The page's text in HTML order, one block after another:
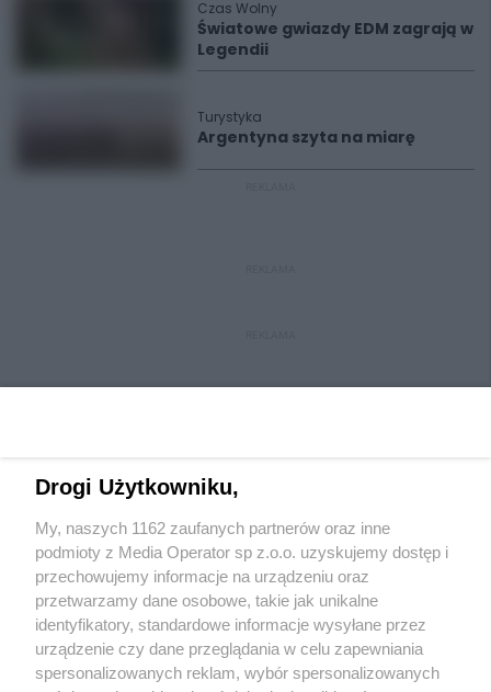
Czas Wolny
Światowe gwiazdy EDM zagrają w
Legendii
Turystyka
Argentyna szyta na miarę
Wydawca mediówlokalnych
Drogi Użytkowniku,
My, naszych 1162 zaufanych partnerów oraz inne
podmioty z Media Operator sp z.o.o. uzyskujemy dostęp i
przechowujemy informacje na urządzeniu oraz
przetwarzamy dane osobowe, takie jak unikalne
identyfikatory, standardowe informacje wysyłane przez
urządzenie czy dane przeglądania w celu zapewniania
spersonalizowanych reklam, wybór spersonalizowanych